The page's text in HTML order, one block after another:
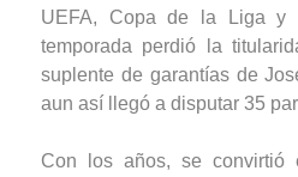
UEFA, Copa de la Liga y
temporada perdió la
suplente de garantías de
aun así llegó a disputar 35
Con los años, se convirtió